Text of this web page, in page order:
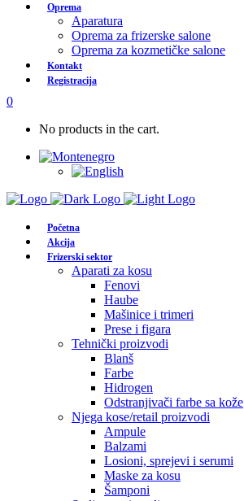
Oprema
Aparatura
Oprema za frizerske salone
Oprema za kozmetičke salone
Kontakt
Registracija
0
No products in the cart.
Početna
Akcija
Frizerski sektor
Aparati za kosu
Fenovi
Haube
Mašinice i trimeri
Prese i figara
Tehnički proizvodi
Blanš
Farbe
Hidrogen
Odstranjivači farbe sa kože
Njega kose/retail proizvodi
Ampule
Balzami
Losioni, sprejevi i serumi
Maske za kosu
Šamponi